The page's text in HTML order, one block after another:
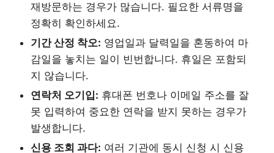
재방문하는 경우가 많습니다. 필요한 서류명을
정확히 확인하세요.
기간 산정 착오: 영업일과 달력일을 혼동하여 마
감일을 놓치는 일이 빈번합니다. 휴일은 포함되
지 않습니다.
연락처 오기입: 휴대폰 번호나 이메일 주소를 잘
못 입력하여 중요한 연락을 받지 못하는 경우가
발생합니다.
신용 조회 과다: 여러 기관에 동시 신청 시 신용